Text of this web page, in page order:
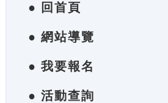
● 回首頁
● 網站導覽
● 我要報名
● 活動查詢